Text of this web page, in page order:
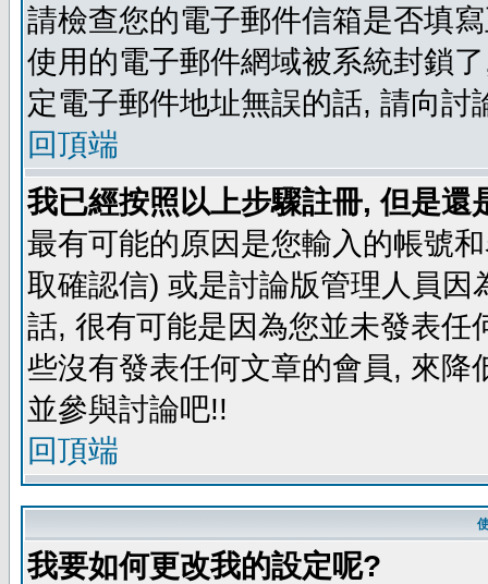
請檢查您的電子郵件信箱是否填
使用的電子郵件網域被系統封鎖
定電子郵件地址無誤的話, 請向
回頂端
我已經按照以上步驟註冊, 但是還
最有可能的原因是您輸入的帳號
取確認信) 或是討論版管理人員
話, 很有可能是因為您並未發表
些沒有發表任何文章的會員, 來
並參與討論吧!!
回頂端
我要如何更改我的設定呢?